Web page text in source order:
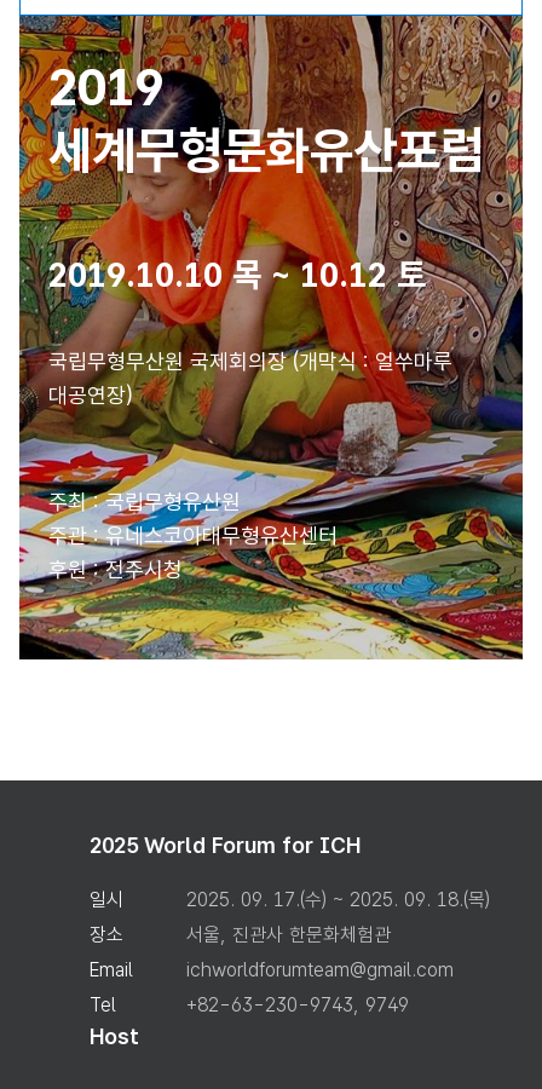
럼
2023 세계무형문화유산포럼
2022 세계무형문화유산포럼
2020 세계무형문화유산포럼
2019 세계무형문화유산포럼
2018 세계무형문화유산포럼
2017 세계무형문화유산포럼
2019 세계무형문화유산포럼
초대의 글
프로그램 소개
발표자 소개
포스터
2019
세계무형문화유산포럼
2019.10.10 목 ~ 10.12 토
국립무형무산원 국제회의장 (개막식 : 얼쑤마루
대공연장)
주최 : 국립무형유산원
주관 : 유네스코아태무형유산센터
후원 : 전주시청
2025 World Forum for ICH
일시
2025. 09. 17.(수) ~ 2025. 09. 18.(목)
장소
서울, 진관사 한문화체험관
Email
ichworldforumteam@gmail.com
Tel
+82-63-230-9743, 9749
Host